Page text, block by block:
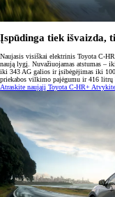
Įspūdinga tiek išvaizda,
Naujasis visiškai elektrinis Toyota C-
naują lygį. Nuvažiuojamas atstumas –
iki 343 AG galios ir įsibėgėjimas iki
priekabos vilkimo pajėgumu ir 416 litrų
Atraskite naująjį Toyota C-HR+